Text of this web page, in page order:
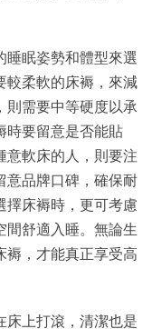
睡眠姿勢和體型來選
較柔軟的床褥，來減
則需要中等硬度以承
時要留意是否能貼
意軟床的人，則要注
意品牌口碑，確保耐
擇床褥時，更可考慮
間舒適入睡。無論生
褥，才能真正享受高
床上打滾，清潔也是